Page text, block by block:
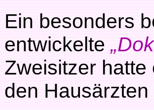
Ein besonders
entwickelte
Zweisitzer
den